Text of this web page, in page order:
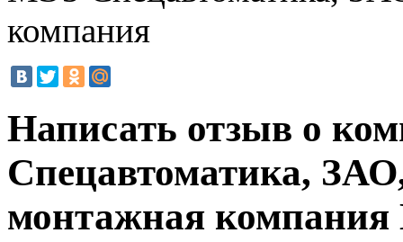
компания
Написать отзыв о
Спецавтоматика,
монтажная компания